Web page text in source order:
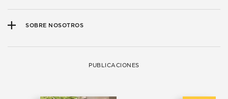
SOBRE NOSOTROS
PUBLICACIONES